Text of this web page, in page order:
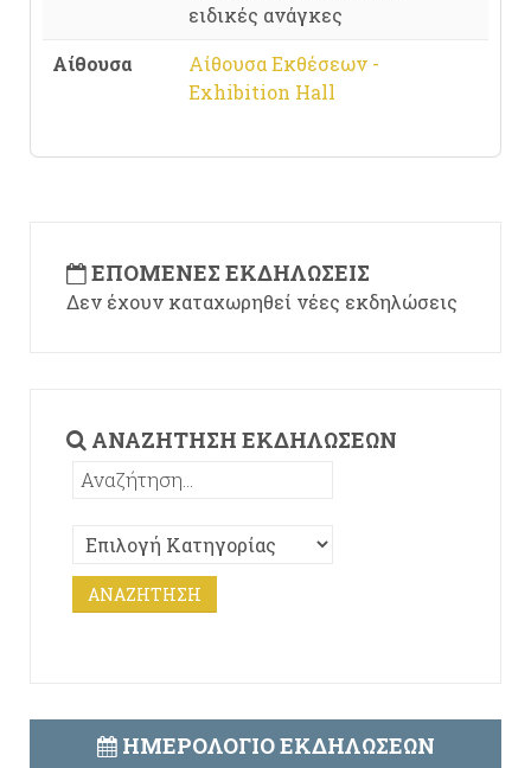
ειδικές ανάγκες
Αίθουσα
Αίθουσα Εκθέσεων -
Exhibition Hall
ΕΠΌΜΕΝΕΣ ΕΚΔΗΛΏΣΕΙΣ
Δεν έχουν καταχωρηθεί νέες εκδηλώσεις
ΑΝΑΖΉΤΗΣΗ ΕΚΔΗΛΏΣΕΩΝ
ΗΜΕΡΟΛΌΓΙΟ ΕΚΔΗΛΏΣΕΩΝ